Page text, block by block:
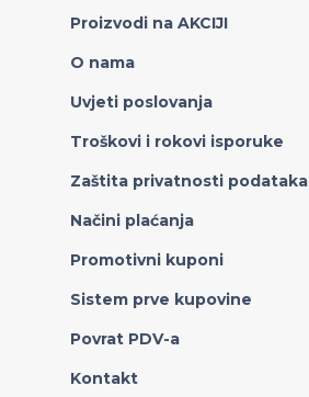
Proizvodi na AKCIJI
O nama
Uvjeti poslovanja
Troškovi i rokovi isporuke
Zaštita privatnosti podataka
Načini plaćanja
Promotivni kuponi
Sistem prve kupovine
Povrat PDV-a
Kontakt